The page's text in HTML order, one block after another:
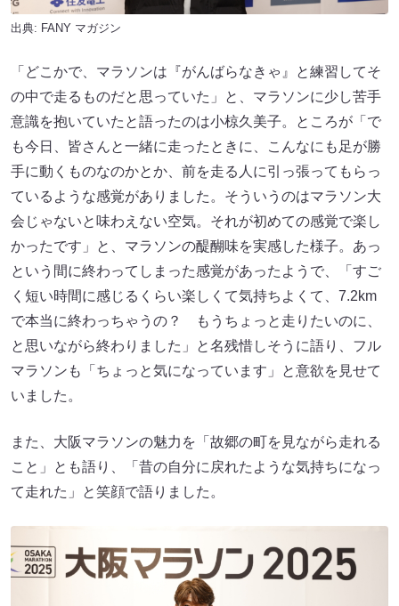
出典: FANY マガジン
「どこかで、マラソンは『がんばらなきゃ』と練習してそ
の中で走るものだと思っていた」と、マラソンに少し苦手
意識を抱いていたと語ったのは小椋久美子。ところが「で
も今日、皆さんと一緒に走ったときに、こんなにも足が勝
手に動くものなのかとか、前を走る人に引っ張ってもらっ
ているような感覚がありました。そういうのはマラソン大
会じゃないと味わえない空気。それが初めての感覚で楽し
かったです」と、マラソンの醍醐味を実感した様子。あっ
という間に終わってしまった感覚があったようで、「すご
く短い時間に感じるくらい楽しくて気持ちよくて、7.2km
で本当に終わっちゃうの？ もうちょっと走りたいのに、
と思いながら終わりました」と名残惜しそうに語り、フル
マラソンも「ちょっと気になっています」と意欲を見せて
いました。
また、大阪マラソンの魅力を「故郷の町を見ながら走れる
こと」とも語り、「昔の自分に戻れたような気持ちになっ
て走れた」と笑顔で語りました。